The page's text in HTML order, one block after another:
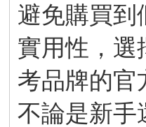
避免購買到
實用性，選
考品牌的官
不論是新手